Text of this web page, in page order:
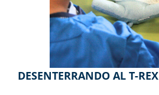
DESENTERRANDO AL T-REX